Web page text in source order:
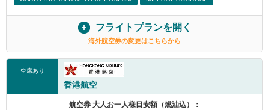
フライトプランを開く
海外航空券の変更はこちらから
空席あり
香港航空
航空券 大人お一人様目安額（燃油込）：